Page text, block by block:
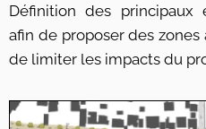
Définition des principaux
afin de proposer des
de limiter les impacts du